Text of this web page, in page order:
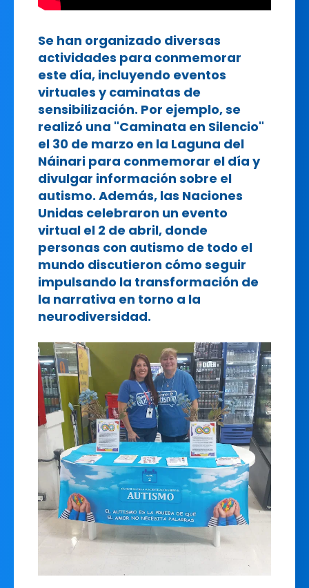
Se han organizado diversas
actividades para conmemorar
este día, incluyendo eventos
virtuales y caminatas de
sensibilización. Por ejemplo, se
realizó una "Caminata en Silencio"
el 30 de marzo en la Laguna del
Náinari para conmemorar el día y
divulgar información sobre el
autismo. Además, las Naciones
Unidas celebraron un evento
virtual el 2 de abril, donde
personas con autismo de todo el
mundo discutieron cómo seguir
impulsando la transformación de
la narrativa en torno a la
neurodiversidad.